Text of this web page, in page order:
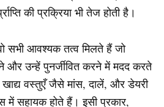
की प्रक्रिया भी तेज होती है।
सभी आवश्यक तत्व मिलते हैं जो
और उन्हें पुनर्जीवित करने में मदद करते
वस्तुएँ जैसे मांस, दालें, और डेयरी
में सहायक होते हैं। इसी प्रकार,